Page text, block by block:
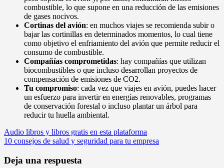
combustible, lo que supone en una reducción de las emisiones
de gases nocivos.
Cortinas del avión: en muchos viajes se recomienda subir o
bajar las cortinillas en determinados momentos, lo cual tiene
como objetivo el enfriamiento del avión que permite reducir el
consumo de combustible.
Compañías comprometidas: hay compañías que utilizan
biocombustibles o que incluso desarrollan proyectos de
compensación de emisiones de CO2.
Tu compromiso: cada vez que viajes en avión, puedes hacer
un esfuerzo para invertir en energías renovables, programas
de conservación forestal o incluso plantar un árbol para
reducir tu huella ambiental.
Navegación
de
entradas
Audio libros y libros gratis en esta plataforma
10 consejos de salud y seguridad para tu empresa
Deja una respuesta